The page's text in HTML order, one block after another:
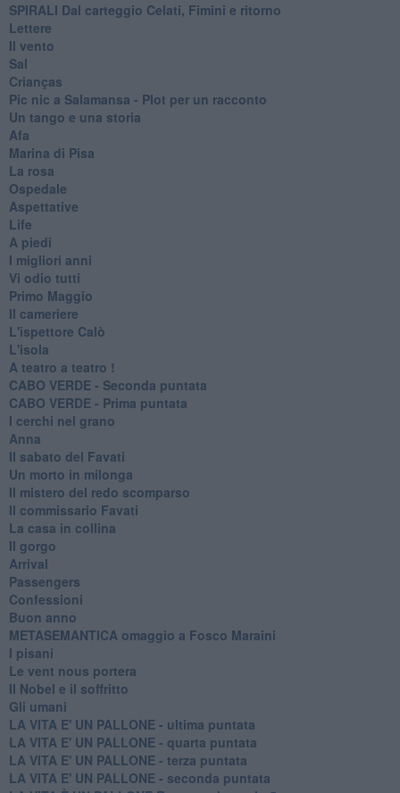
SPIRALI Dal carteggio Celati, Fimini e ritorno
Lettere
Il vento
Sal
Crianças
Pic nic a Salamansa - Plot per un racconto
Un tango e una storia
Afa
Marina di Pisa
La rosa
Ospedale
Aspettative
Life
A piedi
I migliori anni
Vi odio tutti
Primo Maggio
Il cameriere
L'ispettore Calò
L'isola
A teatro a teatro !
CABO VERDE - Seconda puntata
CABO VERDE - Prima puntata
I cerchi nel grano
Anna
Il sabato del Favati
Un morto in milonga
Il mistero del redo scomparso
Il commissario Favati
La casa in collina
Il gorgo
Arrival
Passengers
Confessioni
Buon anno
METASEMANTICA omaggio a Fosco Maraini
I pisani
Le vent nous portera
Il Nobel e il soffritto
Gli umani
LA VITA E' UN PALLONE - ultima puntata
LA VITA E' UN PALLONE - quarta puntata
LA VITA E' UN PALLONE - terza puntata
LA VITA E' UN PALLONE - seconda puntata